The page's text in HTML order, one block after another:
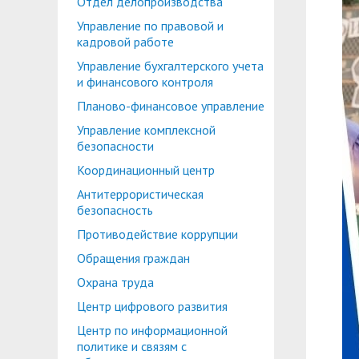
Планово-финансовое управление
Координационный центр
Противодействие коррупции
Охрана труда
Центр по информационной политике и
Управление по административно-
Профком студентов и аспирантов
Лучшие студенты
Вопросы ректору
Центр карьеры
Консультационный центр поддержки
Учебно-тренинговый центр
Центр тестирования иностранных граждан
Центр русского языка как иностранного
Образовательный модуль «Обучение
Управление по правовой и
кадровой работе
Управление бухгалтерского учета
и финансового контроля
Планово-финансовое управление
Управление комплексной
безопасности
Координационный центр
Антитеррористическая
безопасность
Противодействие коррупции
Обращения граждан
Охрана труда
Центр цифрового развития
Центр по информационной
политике и связям с